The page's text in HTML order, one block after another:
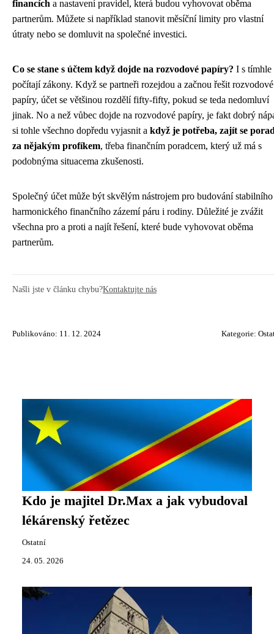
financích a nastavení pravidel, která budou vyhovovat oběma
partnerům. Můžete si například stanovit měsíční limity pro vlastní
útraty nebo se domluvit na společné investici.
Co se stane s účtem když dojde na rozvodové papíry? I s tímhle
počítají zákony. Když se partneři rozejdou a začnou řešit rozvodové
papíry, účet se většinou rozdělí fifty-fifty, pokud se teda nedomluví
jinak. No a než vůbec dojde na rozvodové papíry, je fakt dobrý
si tohle všechno dopředu vyjasnit a když je potřeba, zajít se
za nějakým profíkem, třeba finančním poradcem, který už má s
podobnýma situacema zkušenosti.
Společný účet může být skvělým nástrojem pro budování stabilního
harmonického finančního zázemí páru i rodiny. Důležité je zvážit
všechna pro a proti a najít řešení, které bude vyhovovat oběma
partnerům.
Našli jste v článku chybu?Kontaktujte nás
Publikováno: 11. 12. 2024 Kategorie:
Kdo je majitel Dr.Max a jak vybudoval
lékárenský řetězec
Ostatní
24. 05. 2026